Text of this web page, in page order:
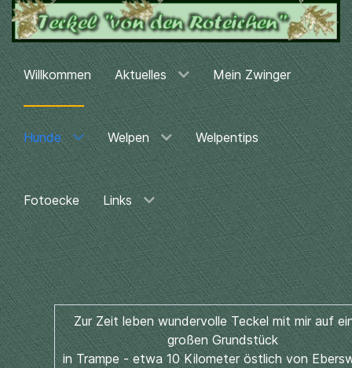
Willkommen Aktuelles Mein Zwinger
Hunde Welpen Welpentips
Fotoecke Links
Zur Zeit leben wundervolle Teckel mit mir auf
großen Grundstück
in Trampe - etwa 10 Kilometer östlich von